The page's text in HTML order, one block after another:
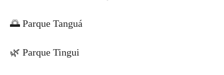
🌅 Parque Tanguá
🌿 Parque Tingui